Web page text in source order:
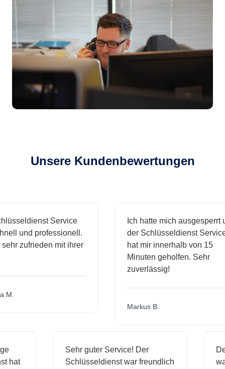
Unsere Kundenbewertungen
Service
und professionell.
zufrieden mit ihrer
M.
Ich hatte mich ausgesperrt
der Schlüsseldienst Service
hat mir innerhalb von 15
Minuten geholfen. Sehr
zuverlässig!
Markus B.
hat
Sehr guter Service! Der
Schlüsseldienst war freundlich